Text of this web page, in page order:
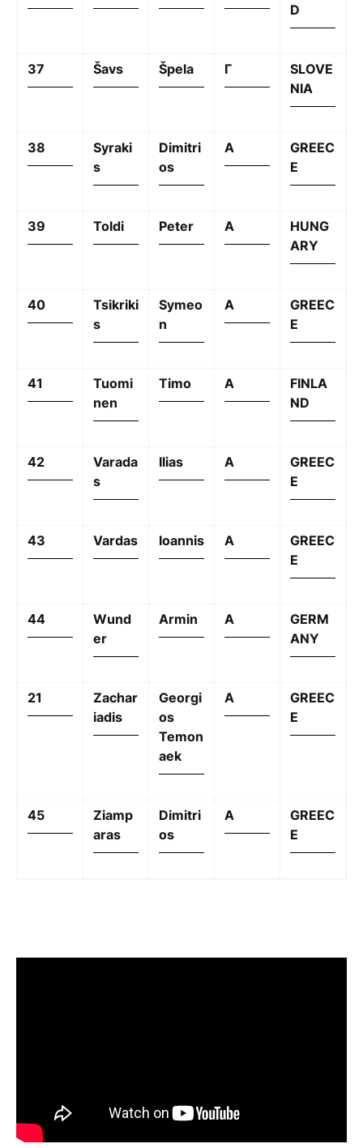
D
37 Šavs Špela Γ
SLOVE
NIA
38
Syraki
s
Dimitri
os
A
GREEC
E
39 Toldi Peter A
HUNG
ARY
40
Tsikriki
s
Symeo
n
A
GREEC
E
41
Tuomi
nen
Timo A
FINLA
ND
42
Varada
s
Ilias A
GREEC
E
43 Vardas Ioannis A
GREEC
E
44
Wund
er
Armin A
GERM
ANY
21
Zachar
iadis
Georgi
os
Temon
aek
A
GREEC
E
45
Ziamp
aras
Dimitri
os
A
GREEC
E